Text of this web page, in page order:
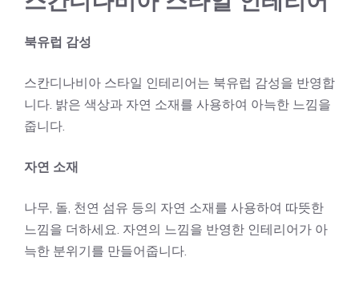
북유럽 감성
스칸디나비아 스타일 인테리어는 북유럽 감성을 반영합
니다. 밝은 색상과 자연 소재를 사용하여 아늑한 느낌을
줍니다.
자연 소재
나무, 돌, 천연 섬유 등의 자연 소재를 사용하여 따뜻한
느낌을 더하세요. 자연의 느낌을 반영한 인테리어가 아
늑한 분위기를 만들어줍니다.